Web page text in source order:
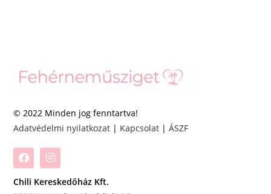
© 2022 Minden jog fenntartva!
Adatvédelmi nyilatkozat | Kapcsolat |ÁSZF
Chili Kereskedőház Kft.